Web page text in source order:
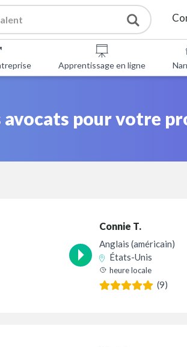
Apprentissage en ligne
avocats pour votre
Connie T.
Anglais (américain)
États-Unis
heure locale
(9)